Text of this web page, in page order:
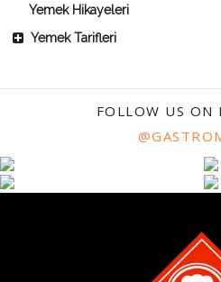
Yemek Hikayeleri
Yemek Tarifleri
FOLLOW US ON